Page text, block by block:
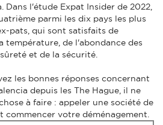
Dans l'étude Expat Insider de 2022,
parmi les dix pays les plus
pats, qui sont satisfaits de
température, de l'abondance des
et de la sécurité.
les bonnes réponses concernant
depuis les The Hague, il ne
à faire : appeler une société de
commencer votre déménagement.